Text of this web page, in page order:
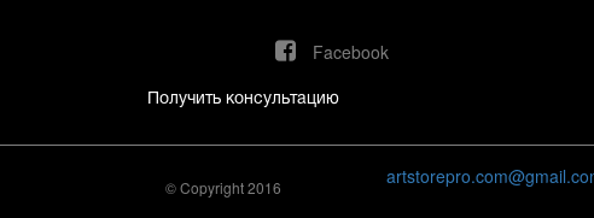
Facebook
Получить консультацию
© Copyright 2016